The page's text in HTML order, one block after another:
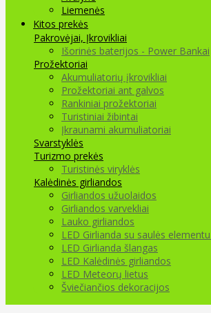
Liemenės
Kitos prekės
Pakrovėjai, Įkrovikliai
Išorinės baterijos - Power Bankai
Prožektoriai
Akumuliatorių įkrovikliai
Prožektoriai ant galvos
Rankiniai prožektoriai
Turistiniai žibintai
Įkraunami akumuliatoriai
Svarstyklės
Turizmo prekės
Turistinės viryklės
Kalėdinės girliandos
Girliandos užuolaidos
Girliandos varvekliai
Lauko girliandos
LED Girlianda su saulės
LED Girlianda šlangas
LED Kalėdinės girliandos
LED Meteorų lietus
Šviečiančios dekoracijos